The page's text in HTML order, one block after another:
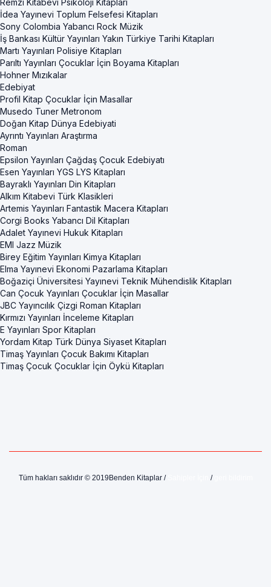
Remzi Kitabevi Psikoloji Kitapları
İdea Yayınevi Toplum Felsefesi Kitapları
Sony Colombia Yabancı Rock Müzik
İş Bankası Kültür Yayınları Yakın Türkiye Tarihi Kitapları
Martı Yayınları Polisiye Kitapları
Parıltı Yayınları Çocuklar İçin Boyama Kitapları
Hohner Mızıkalar
Edebiyat
Profil Kitap Çocuklar İçin Masallar
Musedo Tuner Metronom
Doğan Kitap Dünya Edebiyati
Ayrıntı Yayınları Araştırma
Roman
Epsilon Yayınları Çağdaş Çocuk Edebiyatı
Esen Yayınları YGS LYS Kitapları
Bayraklı Yayınları Din Kitapları
Alkım Kitabevi Türk Klasikleri
Artemis Yayınları Fantastik Macera Kitapları
Corgi Books Yabancı Dil Kitapları
Adalet Yayınevi Hukuk Kitapları
EMI Jazz Müzik
Birey Eğitim Yayınları Kimya Kitapları
Elma Yayınevi Ekonomi Pazarlama Kitapları
Boğaziçi Üniversitesi Yayınevi Teknik Mühendislik Kitapları
Can Çocuk Yayınları Çocuklar İçin Masallar
JBC Yayıncılık Çizgi Roman Kitapları
Kırmızı Yayınları İnceleme Kitapları
E Yayınları Spor Kitapları
Yordam Kitap Türk Dünya Siyaset Kitapları
Timaş Yayınları Çocuk Bakımı Kitapları
Timaş Çocuk Çocuklar İçin Öykü Kitapları
Tüm hakları saklıdır © 2019Benden Kitaplar / /